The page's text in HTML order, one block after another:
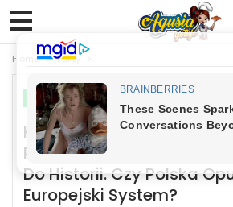
Home Fakty
FAKTY
Koniec Zmiany Czasu W
Przestawianie Zegarków
Do Historii. Czy Polska
Europejski System?